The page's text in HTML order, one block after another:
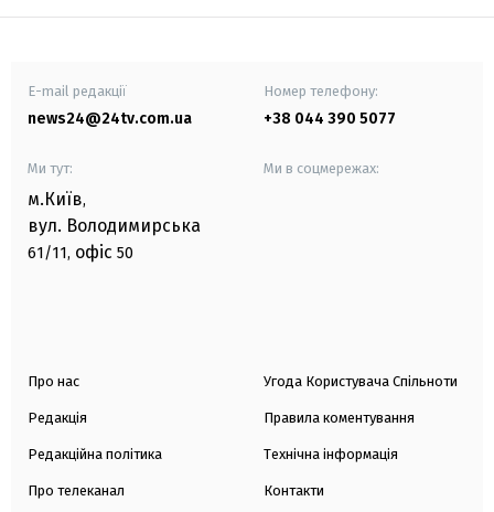
E-mail редакції
news24@24tv.com.ua
Номер телефону:
+38 044 390 5077
Ми тут:
м.Київ,
вул. Володимирська
61/11, офіс 50
Ми в соцмережах:
Про нас
Редакція
Редакційна політика
Про телеканал
Угода Користувача Спільноти
Правила коментування
Технічна інформація
Контакти